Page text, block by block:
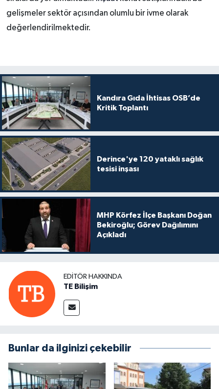
gelişmeler sektör açısından olumlu bir ivme olarak
değerlendirilmektedir.
Kandıra Gıda İhtisas OSB’de
Kritik Toplantı
Derince'ye 120 yataklı sağlık
tesisi inşası
MHP Körfez İlçe Başkanı Doğan
Bekiroğlu; Görev Dağılımını
Açıkladı
EDITÖR HAKKINDA
TE Bilişim
Bunlar da ilginizi çekebilir